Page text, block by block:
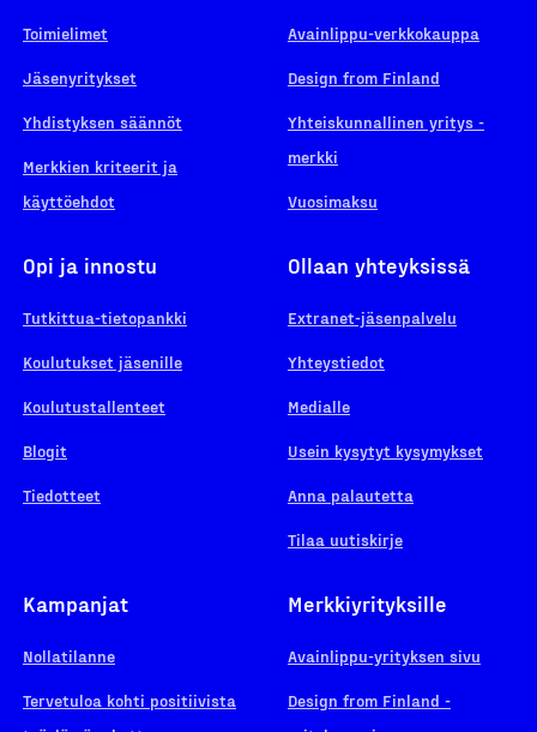
Toimielimet
Jäsenyritykset
Yhdistyksen säännöt
Merkkien kriteerit ja
käyttöehdot
Avainlippu-verkkokauppa
Design from Finland
Yhteiskunnallinen yritys -
merkki
Vuosimaksu
Opi ja innostu
Tutkittua-tietopankki
Koulutukset jäsenille
Koulutustallenteet
Blogit
Tiedotteet
Ollaan yhteyksissä
Extranet-jäsenpalvelu
Yhteystiedot
Medialle
Usein kysytyt kysymykset
Anna palautetta
Tilaa uutiskirje
Kampanjat
Nollatilanne
Tervetuloa kohti positiivista
Merkkiyrityksille
Avainlippu-yrityksen sivu
Design from Finland -